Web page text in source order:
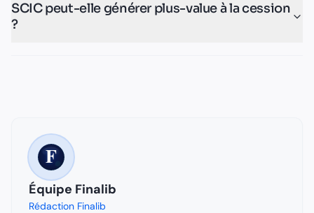
SCIC peut-elle générer plus-value à la cession
?
Équipe Finalib
Rédaction Finalib